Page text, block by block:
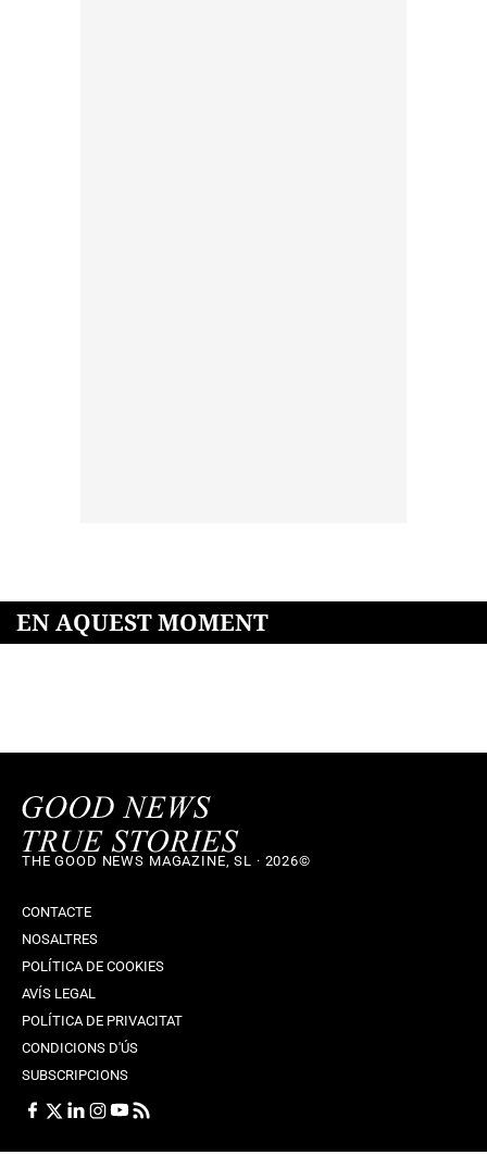
EN AQUEST MOMENT
THE GOOD NEWS MAGAZINE, SL · 2026©
CONTACTE
NOSALTRES
POLÍTICA DE COOKIES
AVÍS LEGAL
POLÍTICA DE PRIVACITAT
CONDICIONS D'ÚS
SUBSCRIPCIONS